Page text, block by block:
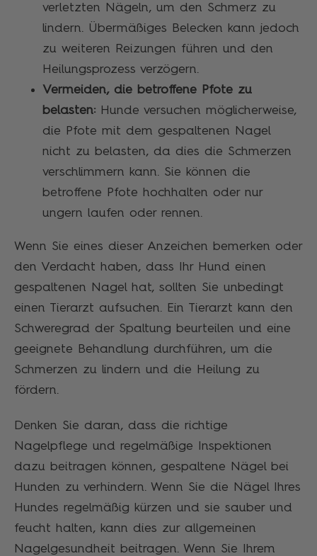
verletzten Nägeln, um den Schmerz zu
lindern. Übermäßiges Belecken kann jedoch
zu weiteren Reizungen führen und den
Heilungsprozess verzögern.
Vermeiden, die betroffene Pfote zu
belasten: Hunde versuchen möglicherweise,
die Pfote mit dem gespaltenen Nagel
nicht zu belasten, da dies die Schmerzen
verschlimmern kann. Sie können die
betroffene Pfote hochhalten oder nur
ungern laufen oder rennen.
Wenn Sie eines dieser Anzeichen bemerken oder
den Verdacht haben, dass Ihr Hund einen
gespaltenen Nagel hat, sollten Sie unbedingt
einen Tierarzt aufsuchen. Ein Tierarzt kann den
Schweregrad der Spaltung beurteilen und eine
geeignete Behandlung durchführen, um die
Schmerzen zu lindern und die Heilung zu
fördern.
Denken Sie daran, dass die richtige
Nagelpflege und regelmäßige Inspektionen
dazu beitragen können, gespaltene Nägel bei
Hunden zu verhindern. Wenn Sie die Nägel Ihres
Hundes regelmäßig kürzen und sie sauber und
feucht halten, kann dies zur allgemeinen
Nagelgesundheit beitragen. Wenn Sie Ihrem